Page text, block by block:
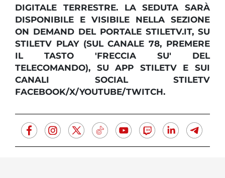
DIGITALE TERRESTRE. LA SEDUTA SARÀ
DISPONIBILE E VISIBILE NELLA SEZIONE
ON DEMAND DEL PORTALE STILETV.IT, SU
STILETV PLAY (SUL CANALE 78, PREMERE
IL TASTO 'FRECCIA SU' DEL
TELECOMANDO), SU APP STILETV E SUI
CANALI SOCIAL STILETV
FACEBOOK/X/YOUTUBE/TWITCH.